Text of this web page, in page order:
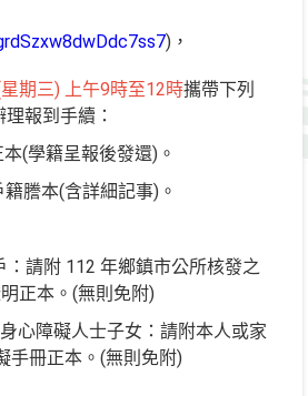
)，
期三) 上午9時至12時攜帶下列
報到手續：
(學籍呈報後發還)。
謄本(含詳細記事)。
請附 112 年鄉鎮市公所核發之
正本。(無則免附)
心障礙人士子女：請附本人或家
手冊正本。(無則免附)